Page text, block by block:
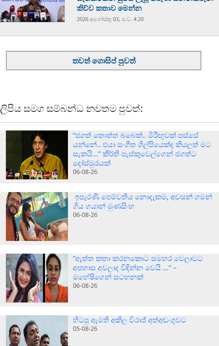
කිව්ව කතාව මෙන්න
2026 අගෝස්‍තු 03, ප.ව. 4:20
තවත් ගොසිප් පුවත්
ලිපිය සමග සම්බන්ධ නවතම පුවත්:
“ජගත් තොත්ත බබෙක්.. මිරිඟුවක් පස්සේ
යන්නේ.. එයා සංගීත ශිල්පියෙක්ද කියලත් මට
සැකයි…” කීර්ති පැස්කුවෙල්ගෙන් ජගත්ට
දෝස්මුරයක්
06-08-26
ඉපැරණි පෙම්වතිය නොදැකම, අවසන් ගමන්
ගිය ගයාන් මුණසිංහ
06-08-26
“ඇත්ත කතා කරනකොට සමහර වෙලාවට
අපහාස අවලාද විඳින්න වෙයි …” –
මහේෂිගෙන් සටහනක්
06-08-26
හිටපු ඇමති අකිල විරාජ් අත්අඩංගුවට
05-08-26